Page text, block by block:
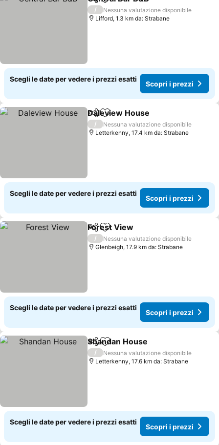
CondividiAggiungi ai preferiti
/
Nessuna valutazione disponibile
Lifford, 1.3 km da: Strabane
Scegli le date per vedere i prezzi esatti
Scopri i prezzi
CondividiAggiungi ai preferiti
Daleview House
/
Nessuna valutazione disponibile
Letterkenny, 17.4 km da: Strabane
Scegli le date per vedere i prezzi esatti
Scopri i prezzi
CondividiAggiungi ai preferiti
Forest View
/
Nessuna valutazione disponibile
Glenbeigh, 17.9 km da: Strabane
Scegli le date per vedere i prezzi esatti
Scopri i prezzi
CondividiAggiungi ai preferiti
Shandan House
/
Nessuna valutazione disponibile
Letterkenny, 17.6 km da: Strabane
Scegli le date per vedere i prezzi esatti
Scopri i prezzi